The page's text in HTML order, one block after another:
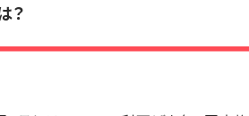
？